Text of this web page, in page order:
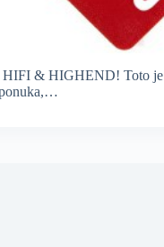
& HIGHEND! Toto je